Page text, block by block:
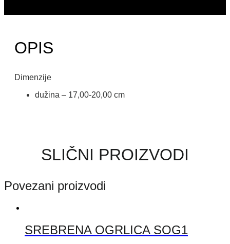
OPIS
Dimenzije
dužina – 17,00-20,00 cm
SLIČNI PROIZVODI
Povezani proizvodi
SREBRENA OGRLICA SOG1